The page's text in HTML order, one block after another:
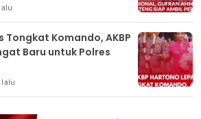
Tongkat Komando, AKBP
Baru untuk Polres
Sertijab Kapolres
lalu